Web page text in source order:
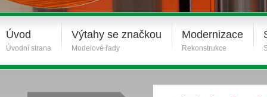
Úvod
Úvodní strana
Výtahy se značkou
Modelové řady
Modernizace
Rekonstrukce